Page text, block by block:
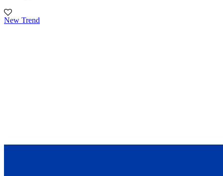
New Trend